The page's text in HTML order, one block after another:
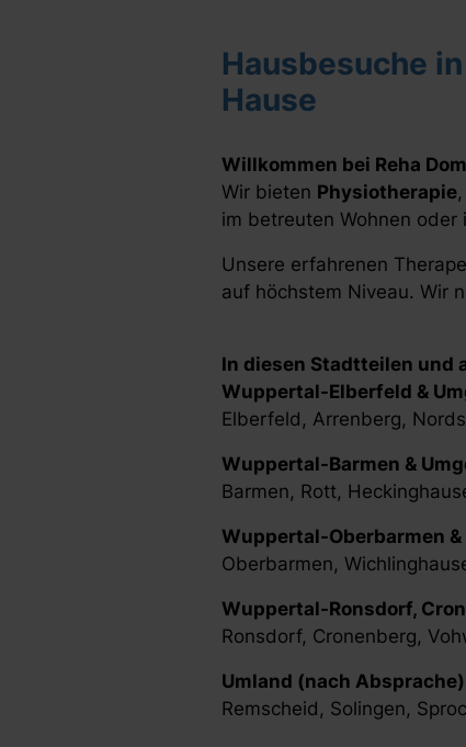
Hausbesuche
Hause
Willkommen bei Reha
Wir bieten Physiotherapie,
im betreuten Wohnen oder
Unsere erfahrenen
auf höchstem Niveau. Wir
In diesen Stadtteilen und
Wuppertal-Elberfeld &
Elberfeld, Arrenberg,
Wuppertal-Barmen &
Barmen, Rott,
Wuppertal-Oberbarmen
Oberbarmen,
Wuppertal-Ronsdorf,
Ronsdorf, Cronenberg,
Umland (nach
Remscheid, Solingen,